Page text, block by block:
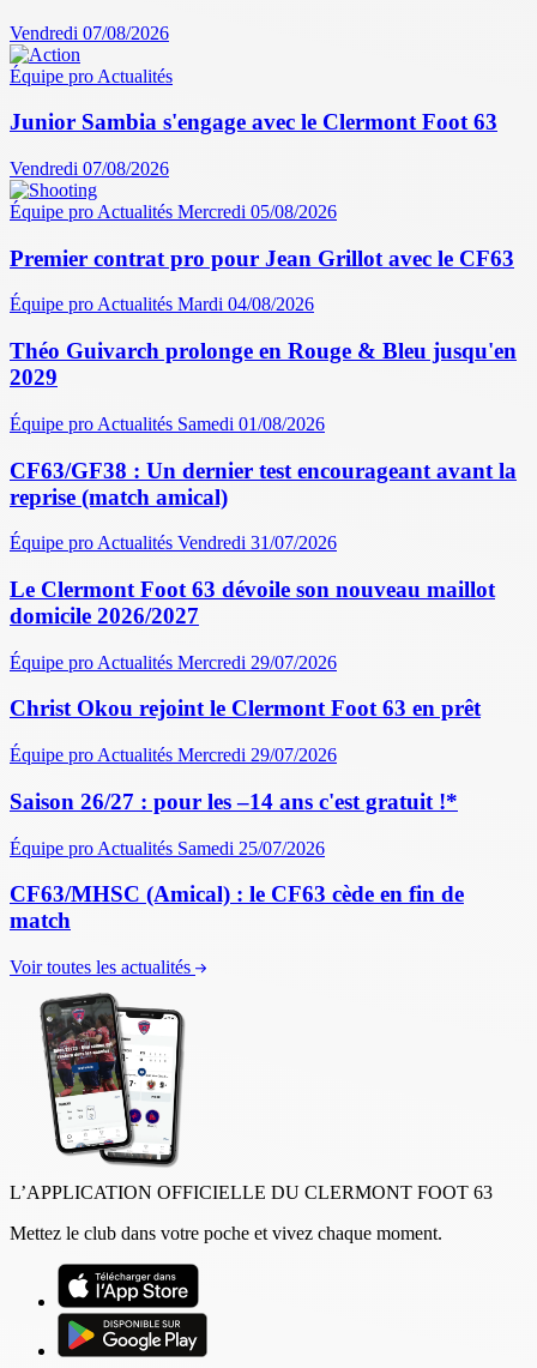
Vendredi 07/08/2026
Équipe pro Actualités
Junior Sambia s'engage avec le Clermont Foot 63
Vendredi 07/08/2026
Équipe pro Actualités Mercredi 05/08/2026
Premier contrat pro pour Jean Grillot avec le CF63
Équipe proActualités Mardi 04/08/2026
Théo Guivarch prolonge en Rouge & Bleu jusqu'en
2029
Équipe pro Actualités Samedi 01/08/2026
CF63/GF38 : Un dernier test encourageant avant la
reprise (match amical)
Équipe pro Actualités Vendredi 31/07/2026
Le Clermont Foot 63 dévoile son nouveau maillot
domicile 2026/2027
Équipe pro Actualités Mercredi 29/07/2026
Christ Okou rejoint le Clermont Foot 63 en prêt
Équipe pro Actualités Mercredi 29/07/2026
Saison 26/27 : pour les –14 ans c'est gratuit !*
Équipe pro Actualités Samedi 25/07/2026
CF63/MHSC (Amical) : le CF63 cède en fin de
match
Voir toutes les actualités
L’APPLICATION OFFICIELLE DU CLERMONT FOOT 63
Mettez le club dans votre poche et vivez chaque moment.